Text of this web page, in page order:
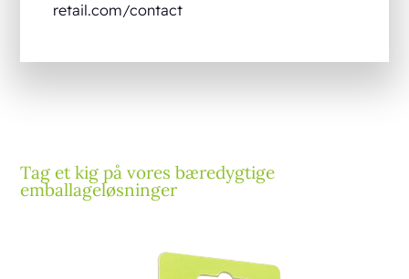
retail.com/contact
Tag et kig på vores bæredygtige
emballageløsninger